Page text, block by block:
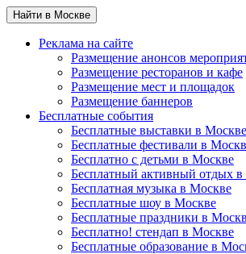
Найти в Москве
Реклама на сайте
Размещение анонсов
Размещение ресторанов и кафе
Размещение мест и площадок
Размещение баннеров
Бесплатные события
Бесплатные выставки в Москве
Бесплатные фестивали в
Бесплатно с детьми в Москве
Бесплатный активный отдых
Бесплатная музыка в Москве
Бесплатные шоу в Москве
Бесплатные праздники в
Бесплатно! стендап в Москве
Бесплатные образование в